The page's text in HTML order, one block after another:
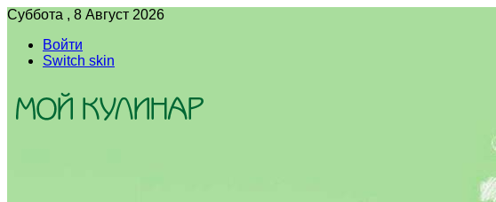
Суббота , 8 Август 2026
Войти
Switch skin